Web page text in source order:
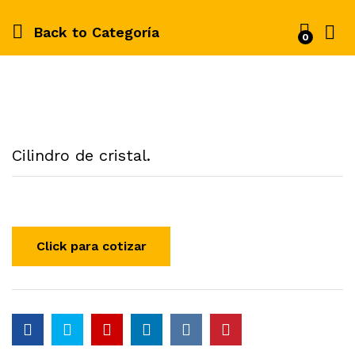
Back to Categoría 0
Cilindro de cristal.